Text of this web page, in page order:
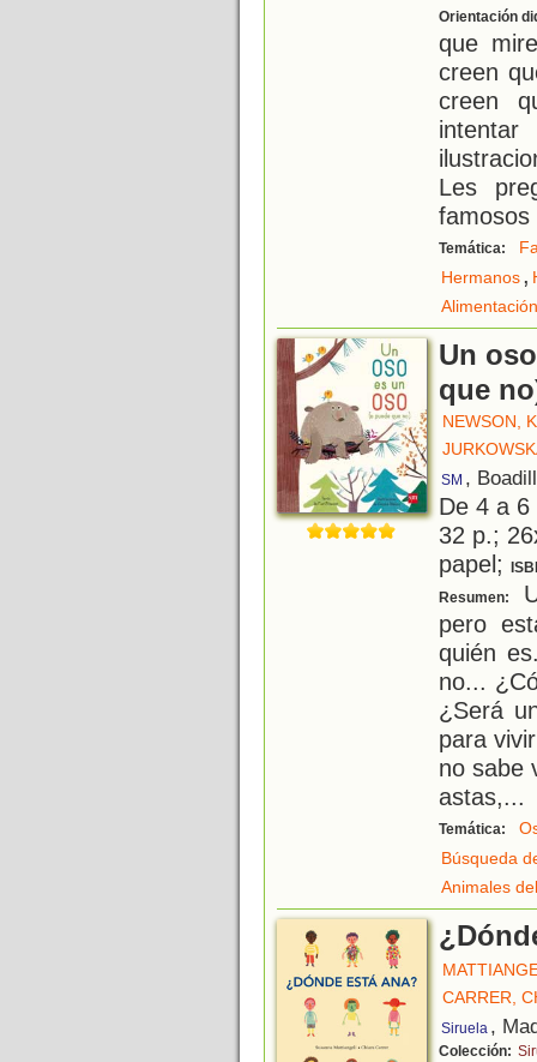
Orientación
que
creen
creen
Les
famosos
Temática:
Hermanos,
Alimentación
Un
que
NEWSON,
SM ,
De 4 a
32 p.;
papel;
Resumen:
pero
quién
no...
¿Será
para
no sabe
astas,...
Temática:
Búsqueda
Animales
CARRER,
Siruela ,
Colección: